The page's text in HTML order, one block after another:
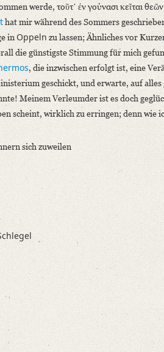
Doppelbl., hs. m. U. u. Adresse
Lehrer.
Ihnen Exemplare meiner jüngsten
werde, τοῦτʼ ἐν γούνασι κεῖται
hat mir während des Sommers
inOppelnzu lassen; Ähnliches vor
die günstigste Stimmung für mich
, die inzwischen erfolgt ist, eine
geschickt, und erwarte, auf
Meinem Verleumder ist es doch
scheint, wirklich zu erringen; denn wie
sich zuweilen